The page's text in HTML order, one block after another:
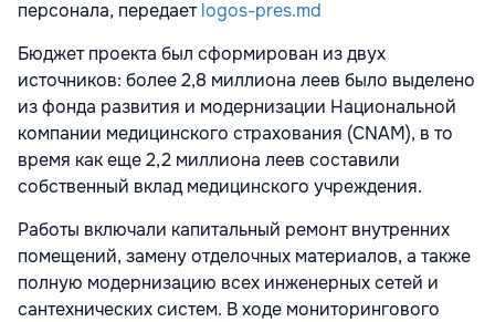
персонала, передаетlogos-pres.md
Бюджет проекта был сформирован из двух
источников: более 2,8 миллиона леев было выделено
из фонда развития и модернизации Национальной
компании медицинского страхования (CNAM), в то
время как еще 2,2 миллиона леев составили
собственный вклад медицинского учреждения.
Работы включали капитальный ремонт внутренних
помещений, замену отделочных материалов, а также
полную модернизацию всех инженерных сетей и
сантехнических систем. В ходе мониторингового